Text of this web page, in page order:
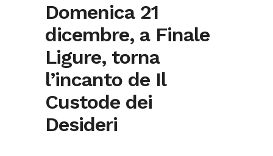
Domenica 21
dicembre, a Finale
Ligure, torna
l’incanto de Il
Custode dei
Desideri